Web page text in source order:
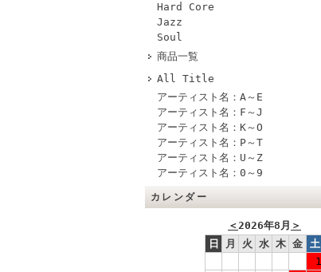
Hard Core
Jazz
Soul
商品一覧
All Title
アーティスト名：A～E
アーティスト名：F～J
アーティスト名：K～O
アーティスト名：P～T
アーティスト名：U～Z
アーティスト名：0～9
カレンダー
＜2026年8月 ＞
日
月 火 水 木 金 土
1